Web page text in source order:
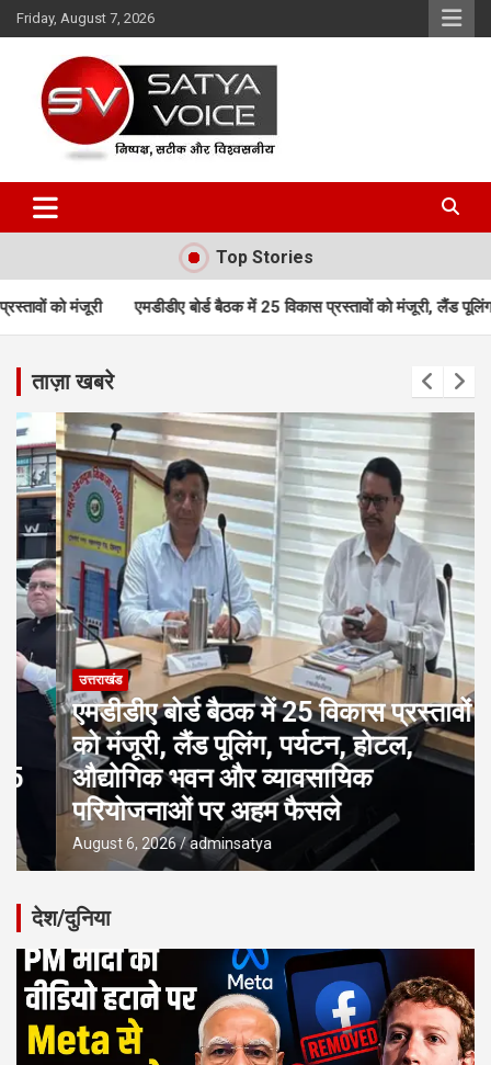
Skip
to
Friday, August 7, 2026
Satya Voice
Top Stories
बोर्ड बैठक में 25 विकास प्रस्तावों को मंजूरी, लैंड पूलिंग, पर्यटन, होटल,
ताज़ा खबरे
उत्तराखंड
एमडीडीए बोर्ड बैठक में 25 विकास प्रस्तावों
को मंजूरी, लैंड पूलिंग, पर्यटन, होटल,
औद्योगिक भवन और व्यावसायिक
परियोजनाओं पर अहम फैसले
August 6, 2026 adminsatya
देश/दुनिया